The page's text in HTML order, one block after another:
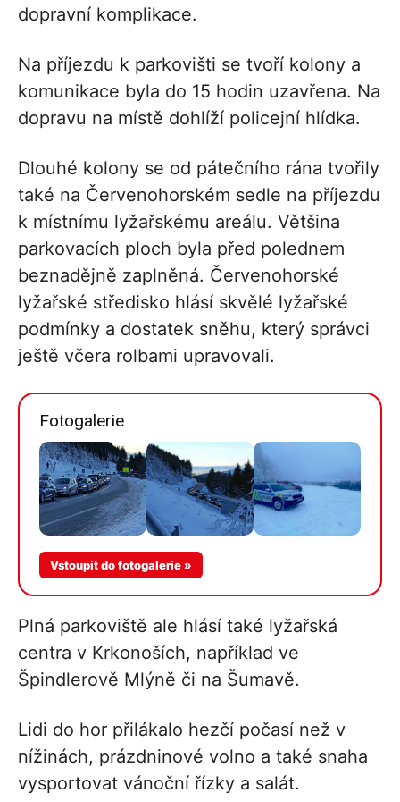
dopravní komplikace.
Na příjezdu k parkovišti se tvoří kolony a
komunikace byla do 15 hodin uzavřena. Na
dopravu na místě dohlíží policejní hlídka.
Dlouhé kolony se od pátečního rána tvořily
také na Červenohorském sedle na příjezdu
k místnímu lyžařskému areálu. Většina
parkovacích ploch byla před polednem
beznadějně zaplněná. Červenohorské
lyžařské středisko hlásí skvělé lyžařské
podmínky a dostatek sněhu, který správci
ještě včera rolbami upravovali.
Fotogalerie
Vstoupit do fotogalerie »
Plná parkoviště ale hlásí také lyžařská
centra v Krkonoších, například ve
Špindlerově Mlýně či na Šumavě.
Lidi do hor přilákalo hezčí počasí než v
nížinách, prázdninové volno a také snaha
vysportovat vánoční řízky a salát.